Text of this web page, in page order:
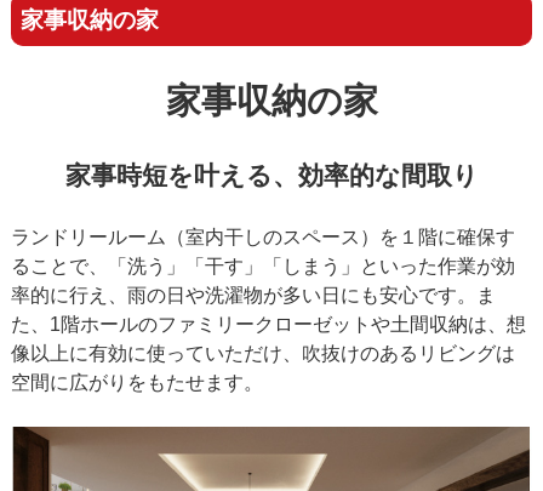
家事収納の家
家事収納の家
家事時短を叶える、効率的な間取り
ランドリールーム（室内干しのスペース）を１階に確保す
ることで、「洗う」「干す」「しまう」といった作業が効
率的に行え、雨の日や洗濯物が多い日にも安心です。ま
た、1階ホールのファミリークローゼットや土間収納は、想
像以上に有効に使っていただけ、吹抜けのあるリビングは
空間に広がりをもたせます。